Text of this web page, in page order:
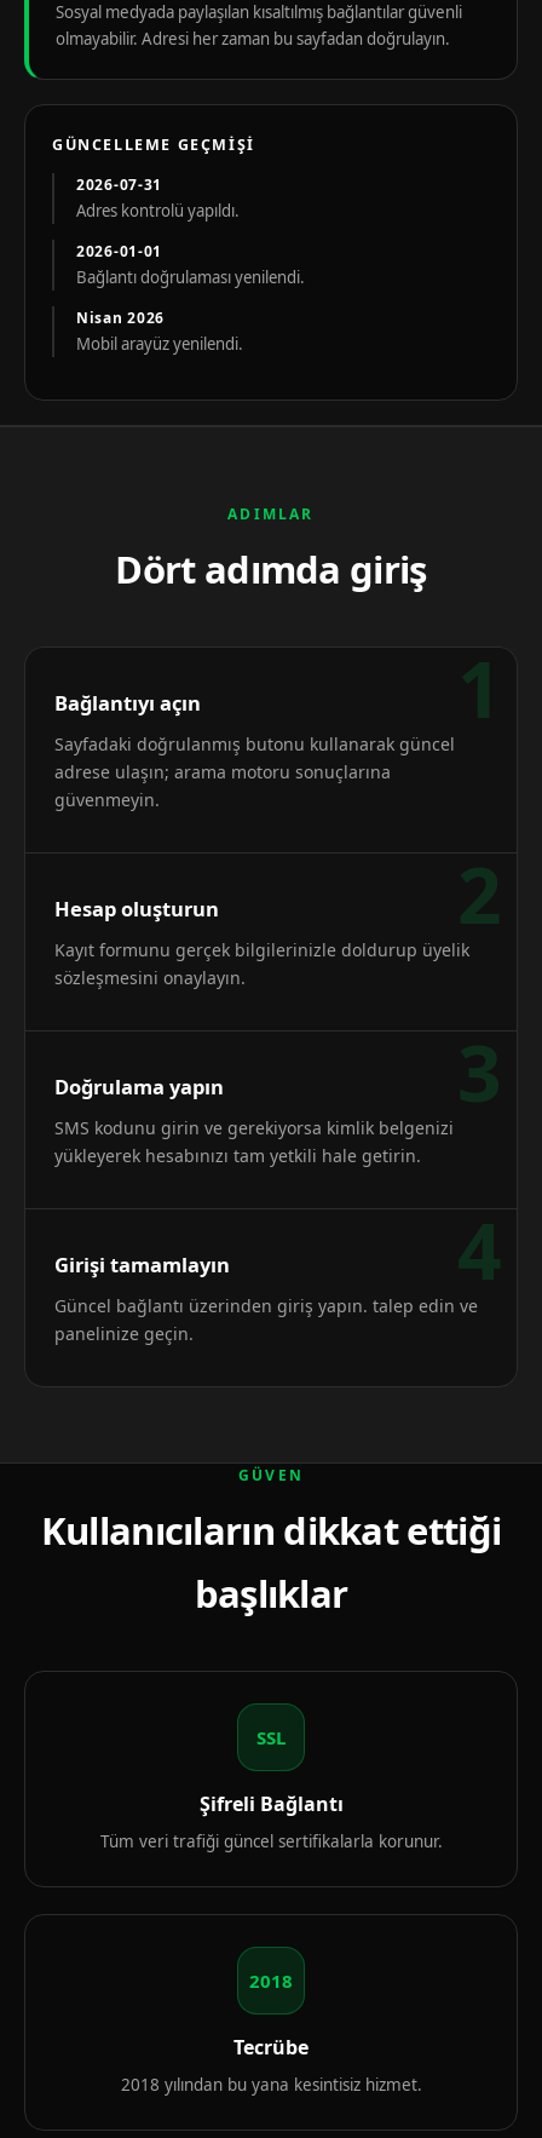
Sosyal medyada paylaşılan kısaltılmış bağlantılar güvenli
olmayabilir. Adresi her zaman bu sayfadan doğrulayın.
GÜNCELLEME GEÇMIŞI
2026-07-31
Adres kontrolü yapıldı.
2026-01-01
Bağlantı doğrulaması yenilendi.
Nisan 2026
Mobil arayüz yenilendi.
ADIMLAR
Dört adımda giriş
1
Bağlantıyı açın
Sayfadaki doğrulanmış butonu kullanarak güncel
adrese ulaşın; arama motoru sonuçlarına
güvenmeyin.
2
Hesap oluşturun
Kayıt formunu gerçek bilgilerinizle doldurup üyelik
sözleşmesini onaylayın.
3
Doğrulama yapın
SMS kodunu girin ve gerekiyorsa kimlik belgenizi
yükleyerek hesabınızı tam yetkili hale getirin.
4
Girişi tamamlayın
Güncel bağlantı üzerinden giriş yapın. talep edin ve
panelinize geçin.
GÜVEN
Kullanıcıların dikkat ettiği
başlıklar
SSL
Şifreli Bağlantı
Tüm veri trafiği güncel sertifikalarla korunur.
2018
Tecrübe
2018 yılından bu yana kesintisiz hizmet.